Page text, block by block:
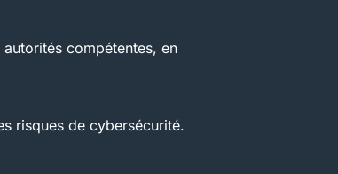
compétentes, en
risques de cybersécurité.